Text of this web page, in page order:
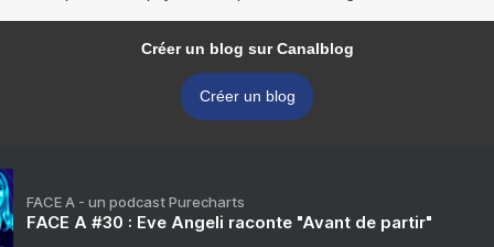
Créer un blog sur Canalblog
Créer un blog
FACE A - un podcast Purecharts
FACE A #30 : Eve Angeli raconte "Avant de partir"